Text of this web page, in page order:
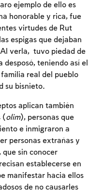
ejemplo de ello es
honorable y rica, fue
virtudes de Rut
espigas que dejaban
Al verla, tuvo piedad de
teniendo así el
real del pueblo
su bisnieto.
aplican también
(olim), personas que
e inmigraron a
personas extrañas y
sin conocer
establecerse en
manifestar hacia ellos
de no causarles
debe conectarse